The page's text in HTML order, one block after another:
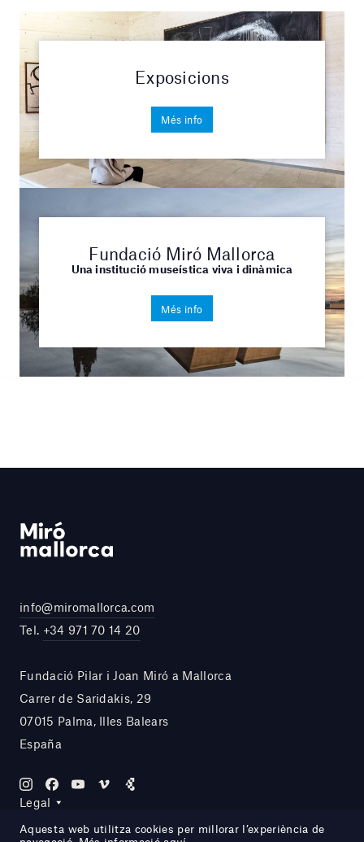
Exposicions
Més info
Fundació Miró Mallorca
Una institució museística viva i dinàmica
Més info
info@miromallorca.com
Tel. +34 971 70 14 20
Fundació Pilar i Joan Miró a Mallorca
Carrer de Saridakis, 29
07015 Palma, Illes Balears
España
Legal
Aquesta web utilitza cookies per millorar l’experiència de